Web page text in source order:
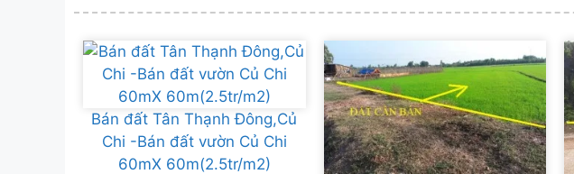
Bán đất Tân Thạnh Đông,Củ
Chi -Bán đất vườn Củ Chi
60mX 60m(2.5tr/m2)